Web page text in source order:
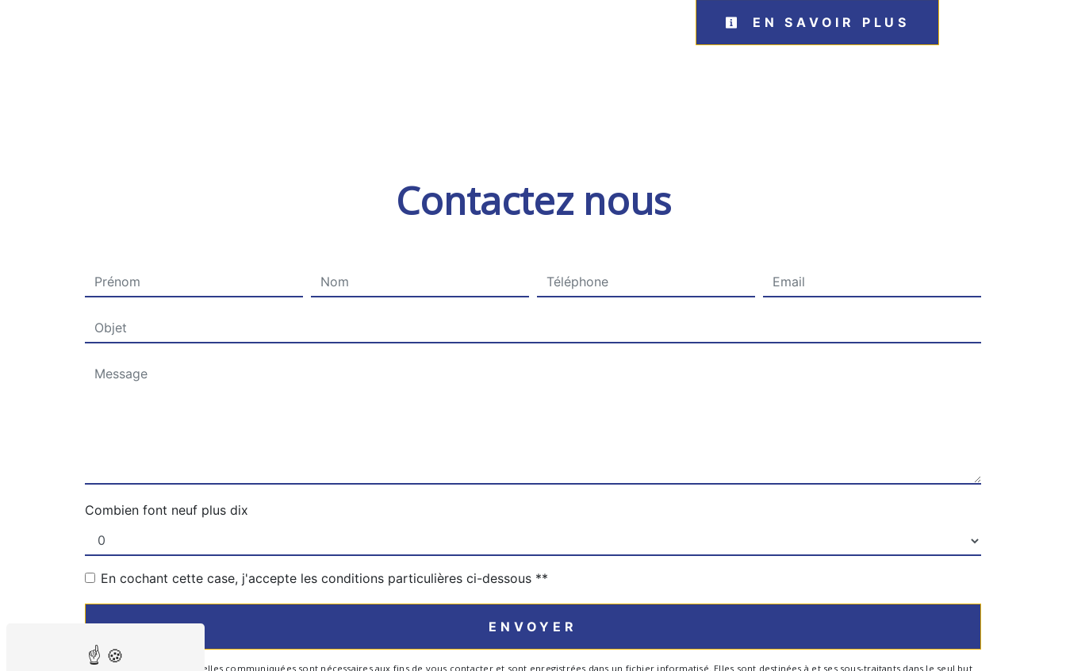
EN SAVOIR PLUS
Contactez nous
Combien font neuf plus dix
En cochant cette case, j'accepte les conditions particulières ci-dessous **
ENVOYER
** Les données personnelles communiquées sont nécessaires aux fins de vous contacter et sont enregistrées dans un fichier informatisé. Elles sont destinées à et ses sous-traitants dans le seul but